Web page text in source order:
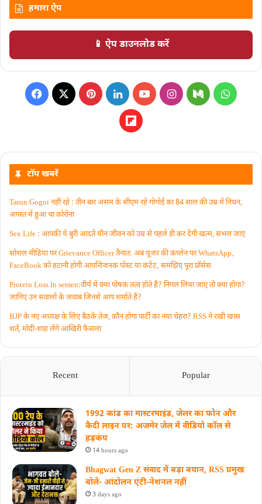
हमारा ऐप
📱 ऐप डाउनलोड करें
टॉप खबरें
Tarun Gogoi नहीं रहे : तीन बार असम के सीएम रहे गोगोई का 84 साल की उम्र में निधन,
अगस्त में हुआ था कोरोना
Sex Life : आपकी ये बुरी आदतें याैन जीवन को उम्र से पहले ही कर देंगी खत्म, संभल जाएं
सोशल मीडिया पर Grievance Officer तैनात: अब यूजर की कंप्लेन पर WhatsApp‚
FaceBook को हटानी होगी आपत्तिजनक पोस्ट या कंटेंट‚ समझिए पूरा प्रॉसेस
Protein Loss In semen:वीर्य में क्या पोषक तत्व होते हैं? निगल लिया जाए तो क्या होगा?
जानिए उन सवालों के जवाब जिनसे आप शर्माते हैं?
BJP के नए अध्यक्ष के लिए बैठकें तेज, कौन होगा पार्टी का नया चेहरा? RSS ने रखी खास
शर्त, मोदी-शाह लेंगे आखिरी फैसला
Recent Popular
1992 कांड का मास्टरमाइंड, जेलर का फोन और
कैदी लाइन पर: अजमेर जेल में वीडियो कॉल से
हड़कंप
14 hours ago
Bhagwat Gen Z संवाद में बड़ा बयान, RSS प्रमुख
बोले- आंदोलन एंटी-नेशनल नहीं
3 days ago